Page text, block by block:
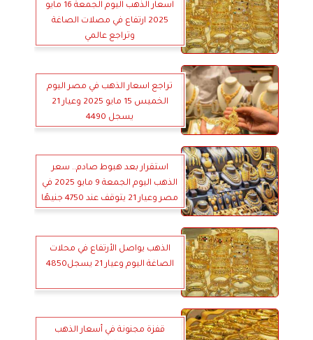
اسعار الذهب اليوم الجمعة 16 مايو
2025 ارتفاع في مصلات الصاغة
وتراجع عالمي
تراجع اسعار الذهب في مصر اليوم
الخميس 15 مايو 2025 وعيار 21
يسجل 4490
استقرار بعد هبوط صادم.. سعر
الذهب اليوم الجمعة 9 مايو 2025 في
مصر وعيار 21 يتوقف عند 4750 جنيهًا
الذهب يواصل الأرتفاع في محلات
الصاغة اليوم وعيار 21 يسجل4850
قفزة مجنونة في أسعار الذهب